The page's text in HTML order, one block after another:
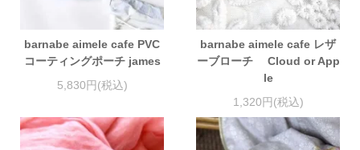
barnabe aimele cafe PVC
コーティングポーチ james
5,830円(税込)
barnabe aimele cafe レザ
ーブローチ Cloud or App
le
1,320円(税込)